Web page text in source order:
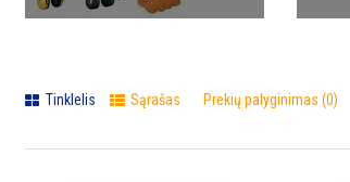
Tinklelis Sąrašas Prekių palyginimas (0)